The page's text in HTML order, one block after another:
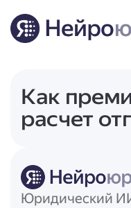
Как
расчет
Юридический